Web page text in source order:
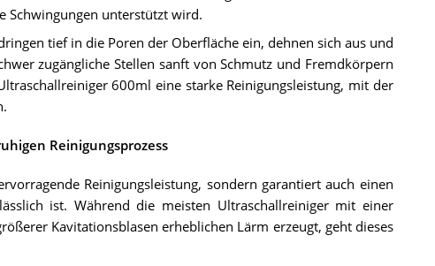
Schwingungen unterstützt wird.
tief in die Poren der Oberfläche ein, dehnen sich aus und
zugängliche Stellen sanft von Schmutz und Fremdkörpern
600ml eine starke Reinigungsleistung, mit der
Reinigungsprozess
Reinigungsleistung, sondern garantiert auch einen
ist. Während die meisten Ultraschallreiniger mit einer
Kavitationsblasen erheblichen Lärm erzeugt, geht dieses